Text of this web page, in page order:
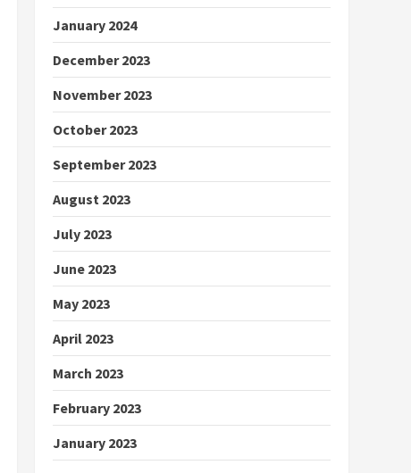
January 2024
December 2023
November 2023
October 2023
September 2023
August 2023
July 2023
June 2023
May 2023
April 2023
March 2023
February 2023
January 2023